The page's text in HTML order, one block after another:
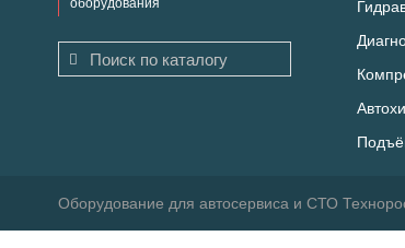
оборудования
Оборудование для автосервиса и СТО